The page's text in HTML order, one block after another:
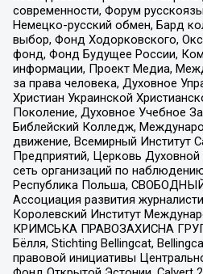
современности, Форум
Немецко-русский обмен, Бард
выбор, Фонд Ходорковского,
фонд, Фонд Будущее России,
информации, Проект Медиа,
за права человека, Духовное
Христиан Украинской
Поколение, Духовное Учебное
Библейский Колледж,
движение, Всемирный Институт
Предприятий, Церковь Духовной
сеть организаций по
Республика Польша,
Ассоциация развития
Королевский Институт
КРИМСЬКА ПРАВОЗАХИСНА
Бёлля, Stichting Bellingcat,
правовой инициативы